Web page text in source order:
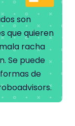
son
que quieren
racha
Se puede
de